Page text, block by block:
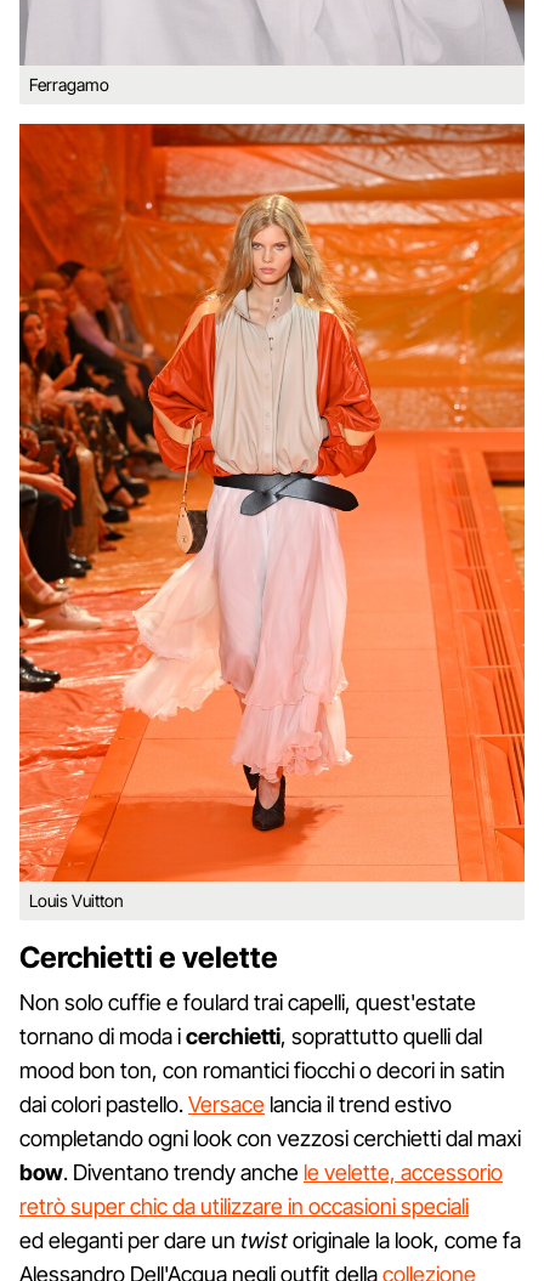
Ferragamo
Louis Vuitton
Cerchietti e velette
Non solo cuffie e foulard trai capelli, quest'estate
tornano di moda icerchietti, soprattutto quelli dal
mood bon ton, con romantici fiocchi o decori in satin
dai colori pastello.Versace lancia il trend estivo
completando ogni look con vezzosi cerchietti dal maxi
bow. Diventano trendy anche le velette, accessorio
retrò super chic da utilizzare in occasioni speciali
ed eleganti per dare un twistoriginale la look, come fa
Alessandro Dell'Acqua negli outfit dellacollezione